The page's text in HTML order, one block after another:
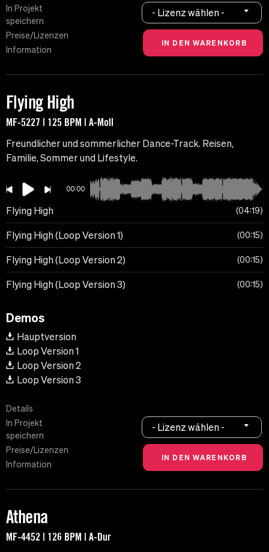
In Projekt
speichern
Preise/Lizenzen
Information
- Lizenz wählen -
Flying High
MF-5227 | 125 BPM | A-Moll
Freundlicher und sommerlicher Dance-Track. Reisen,
Familie, Sommer und Lifestyle.
00:00
Flying High 04:19
Flying High (Loop Version 1) 00:15
Flying High (Loop Version 2) 00:15
Flying High (Loop Version 3) 00:15
Demos
Hauptversion
Loop Version 1
Loop Version 2
Loop Version 3
Details
In Projekt
speichern
Preise/Lizenzen
Information
- Lizenz wählen -
Athena
MF-4452 | 126 BPM | A-Dur